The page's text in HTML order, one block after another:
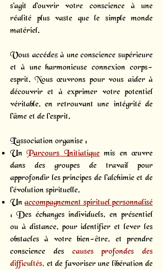
s'agit d'ouvrir votre conscience à une
réalité plus vaste que le simple monde
matériel.
Vous accédez à une conscience supérieure
et à une harmonieuse connexion corps-
esprit. Nous œuvrons pour vous aider à
découvrir et à exprimer votre potentiel
véritable, en retrouvant une intégrité de
l'âme et de l'esprit.
L’association organise :
UnParcours Initiatique mis en œuvre
dans des groupes de travail pour
approfondir les principes de l'alchimie et de
l'évolution spirituelle.
Unaccompagnement spirituel personnalisé
: Des échanges individuels, en présentiel
ou à distance, pour identifier et lever les
obstacles à votre bien-être, et prendre
conscience des
causes profondes des
difficultés, et de favoriser une libération de